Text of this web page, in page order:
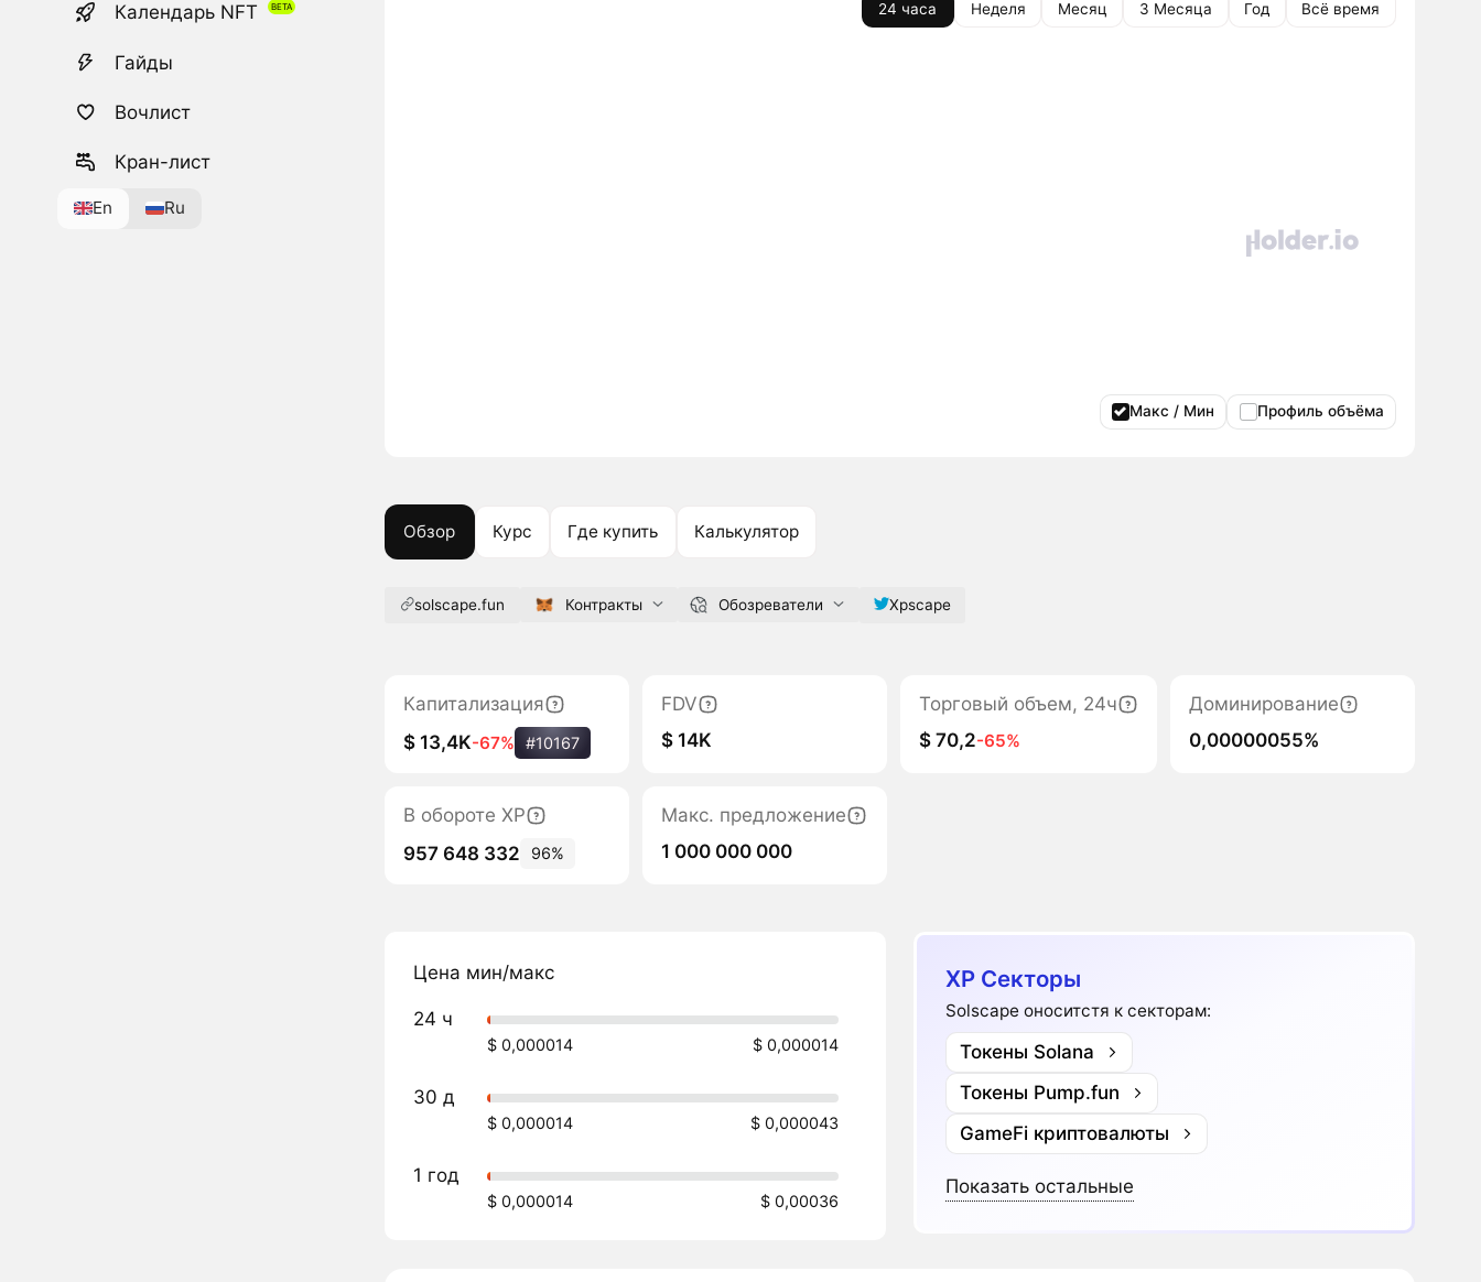
Календарь NFT
Гайды
Вочлист
Кран-лист
En Ru
24 часа Неделя Месяц 3 Месяца Год Всё время
Макс / Мин Профиль объёма
Обзор Курс Где купить Калькулятор
solscape.fun Контракты Обозреватели Xpscape
Капитализация
$ 13,4K-67% #10167
FDV
$ 14K
Торговый объем, 24ч
$ 70,2-65%
Доминирование
0,00000055%
В обороте XP
957 648 332
96%
Макс. предложение
1 000 000 000
Цена мин/макс
24 ч
$ 0,000014 $ 0,000014
30 д
$ 0,000014 $ 0,000043
1 год
$ 0,000014 $ 0,00036
XP Секторы
Solscape оноситстя к секторам:
Токены Solana
Токены Pump.fun
GameFi криптовалюты
Показать остальные